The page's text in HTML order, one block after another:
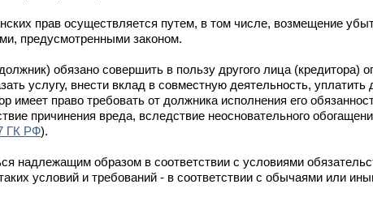
прав осуществляется путем, в том числе, возмещение
предусмотренными законом.
обязано совершить в пользу другого лица (кредитора)
услугу, внести вклад в совместную деятельность, уплатить
имеет право требовать от должника исполнения его
причинения вреда, вследствие неосновательного
ГК РФ).
надлежащим образом в соответствии с условиями
условий и требований - в соответствии с обычаями или